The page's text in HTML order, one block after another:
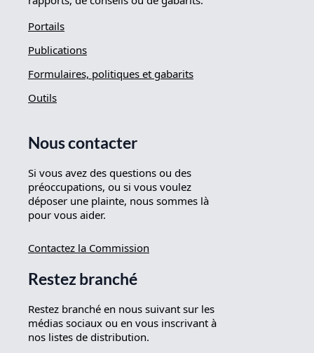
Portails
Publications
Formulaires, politiques et gabarits
Outils
Nous contacter
Si vous avez des questions ou des
préoccupations, ou si vous voulez
déposer une plainte, nous sommes là
pour vous aider.
Contactez la Commission
Restez branché
Restez branché en nous suivant sur les
médias sociaux ou en vous inscrivant à
nos listes de distribution.